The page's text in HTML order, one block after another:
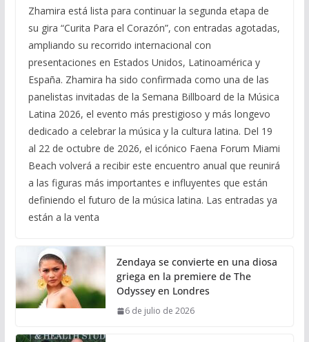
Zhamira está lista para continuar la segunda etapa de
su gira “Curita Para el Corazón”, con entradas agotadas,
ampliando su recorrido internacional con
presentaciones en Estados Unidos, Latinoamérica y
España. Zhamira ha sido confirmada como una de las
panelistas invitadas de la Semana Billboard de la Música
Latina 2026, el evento más prestigioso y más longevo
dedicado a celebrar la música y la cultura latina. Del 19
al 22 de octubre de 2026, el icónico Faena Forum Miami
Beach volverá a recibir este encuentro anual que reunirá
a las figuras más importantes e influyentes que están
definiendo el futuro de la música latina. Las entradas ya
están a la venta
Zendaya se convierte en una diosa
griega en la premiere de The
Odyssey en Londres
6 de julio de 2026